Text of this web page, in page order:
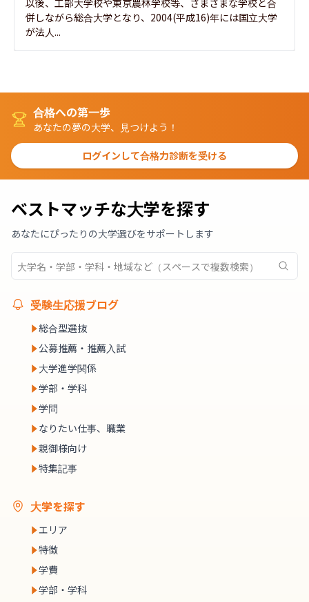
併しながら総合大学となり、2004(平成16)年には国立大学
が法人...
合格への第一歩
あなたの夢の大学、見つけよう！
ログインして合格力診断を受ける
ベストマッチな大学を探す
あなたにぴったりの大学選びをサポートします
受験生応援ブログ
総合型選抜
公募推薦・推薦入試
大学進学関係
学部・学科
学問
なりたい仕事、職業
親御様向け
特集記事
大学を探す
エリア
特徴
学費
学部・学科